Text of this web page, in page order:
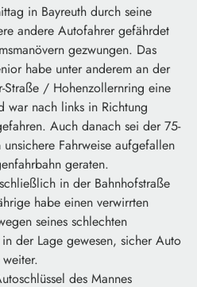
in Bayreuth durch seine
andere Autofahrer gefährdet
gezwungen. Das
habe unter anderem an der
Straße / Hohenzollernring eine
war nach links in Richtung
Auch danach sei der 75-
Fahrweise aufgefallen
geraten.
in der Bahnhofstraße
habe einen verwirrten
seines schlechten
der Lage gewesen, sicher Auto
des Mannes